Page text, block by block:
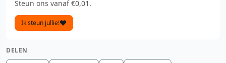
Steun ons vanaf €0,01.
Ik steun jullie!
DELEN